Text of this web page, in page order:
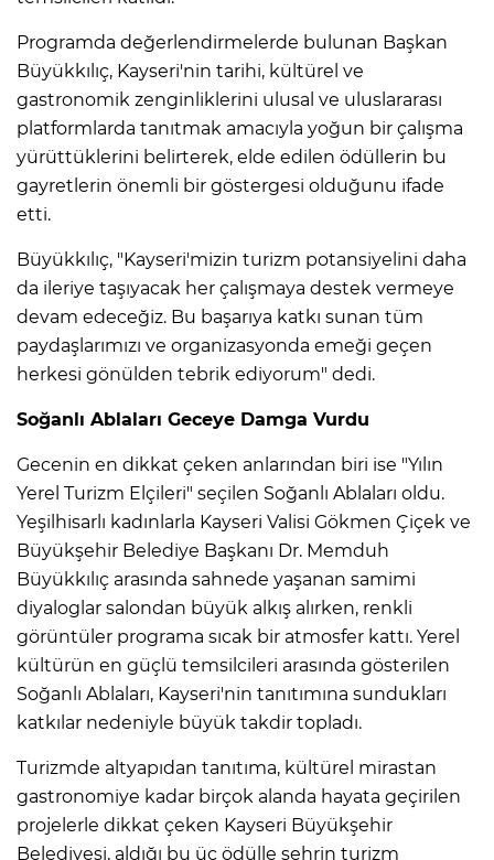
Programda değerlendirmelerde bulunan Başkan
Büyükkılıç, Kayseri'nin tarihi, kültürel ve
gastronomik zenginliklerini ulusal ve uluslararası
platformlarda tanıtmak amacıyla yoğun bir çalışma
yürüttüklerini belirterek, elde edilen ödüllerin bu
gayretlerin önemli bir göstergesi olduğunu ifade
etti.
Büyükkılıç, "Kayseri'mizin turizm potansiyelini daha
da ileriye taşıyacak her çalışmaya destek vermeye
devam edeceğiz. Bu başarıya katkı sunan tüm
paydaşlarımızı ve organizasyonda emeği geçen
herkesi gönülden tebrik ediyorum" dedi.
Soğanlı Ablaları Geceye Damga Vurdu
Gecenin en dikkat çeken anlarından biri ise "Yılın
Yerel Turizm Elçileri" seçilen Soğanlı Ablaları oldu.
Yeşilhisarlı kadınlarla Kayseri Valisi Gökmen Çiçek ve
Büyükşehir Belediye Başkanı Dr. Memduh
Büyükkılıç arasında sahnede yaşanan samimi
diyaloglar salondan büyük alkış alırken, renkli
görüntüler programa sıcak bir atmosfer kattı. Yerel
kültürün en güçlü temsilcileri arasında gösterilen
Soğanlı Ablaları, Kayseri'nin tanıtımına sundukları
katkılar nedeniyle büyük takdir topladı.
Turizmde altyapıdan tanıtıma, kültürel mirastan
gastronomiye kadar birçok alanda hayata geçirilen
projelerle dikkat çeken Kayseri Büyükşehir
Belediyesi, aldığı bu üç ödülle şehrin turizm